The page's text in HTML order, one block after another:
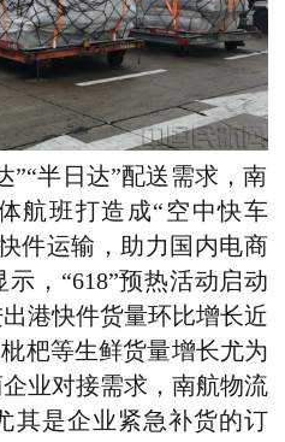
”“半日达”配送需求，南
航班打造成“空中快车
件运输，助力国内电商
示，“618”预热活动启动
港快件货量环比增长近
杷等生鲜货量增长尤为
业对接需求，南航物流
其是企业紧急补货的订